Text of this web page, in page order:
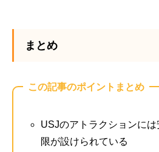
まとめ
この記事のポイントまとめ
USJのアトラクションには
限が設けられている